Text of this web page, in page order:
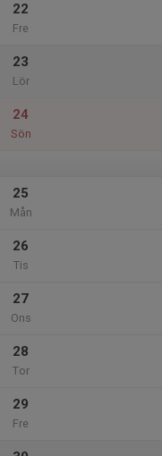
22
Fre
23
Lör
24
Sön
25
Mån
26
Tis
27
Ons
28
Tor
29
Fre